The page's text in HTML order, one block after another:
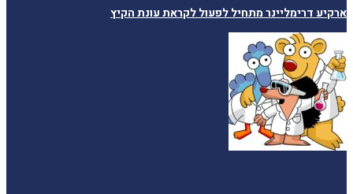
ארקיע דרימליינר מתחיל לפעול לקראת עונת הקיץ